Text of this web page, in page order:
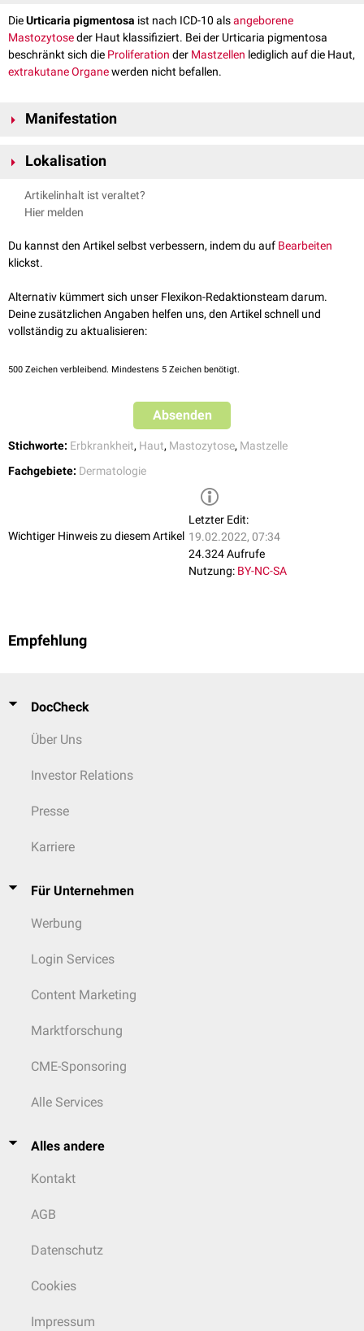
DieUrticaria pigmentosa ist nach ICD-10 alsangeborene
Mastozytoseder Haut klassifiziert. Bei der Urticaria pigmentosa
beschränkt sich die Proliferation der Mastzellen lediglich auf die Haut,
extrakutaneOrganewerden nicht befallen.
Manifestation
Die Erstmanifestation findet häufig bereits in den ersten 24
mittleren Erwachsenenalter (40-60 Jahre).
Lokalisation
Vor allem am Rumpf lokalisiert, selten
multiple kleine rötlich-braune, juckende
Artikelinhalt ist veraltet?
Hier melden
Du kannst den Artikel selbst verbessern, indem du auf Bearbeiten
klickst.
Alternativ kümmert sich unser Flexikon-Redaktionsteam darum.
Deine zusätzlichen Angaben helfen uns, den Artikel schnell und
vollständig zu aktualisieren:
500 Zeichen verbleibend. Mindestens 5 Zeichen benötigt.
Absenden
Stichworte: Erbkrankheit, Haut, Mastozytose, Mastzelle
Fachgebiete: Dermatologie
Wichtiger Hinweis zu diesem Artikel
Letzter Edit:
19.02.2022, 07:34
24.324 Aufrufe
Nutzung: BY-NC-SA
Empfehlung
DocCheck
Über Uns
Investor Relations
Presse
Karriere
Für Unternehmen
Werbung
Login Services
Content Marketing
Marktforschung
CME-Sponsoring
Alle Services
Alles andere
Kontakt
AGB
Datenschutz
Cookies
Impressum